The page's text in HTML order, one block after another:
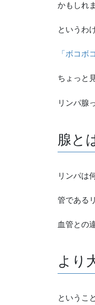
かもしれ
というわ
「ボコボ
ちょっと
リンパ腺
腺と
リンパは
管である
血管との
より
というこ